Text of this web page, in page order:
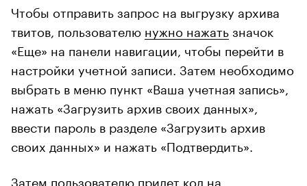
Чтобы отправить запрос на выгрузку архива
твитов, пользователю нужно нажатьзначок
«Еще» на панели навигации, чтобы перейти в
настройки учетной записи. Затем необходимо
выбрать в меню пункт «Ваша учетная запись»,
нажать «Загрузить архив своих данных»,
ввести пароль в разделе «Загрузить архив
своих данных» и нажать «Подтвердить».
Затем пользователю придет код на